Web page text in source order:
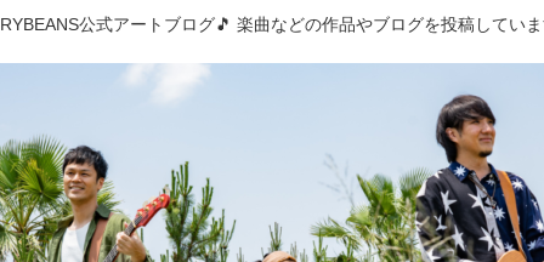
公式アートブログ🎵 楽曲などの作品やブログを投稿してい